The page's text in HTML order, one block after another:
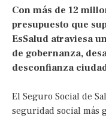
Con más de 12
presupuesto que
EsSalud atraviesa
de gobernanza,
desconfianza
El Seguro Social de
seguridad social más